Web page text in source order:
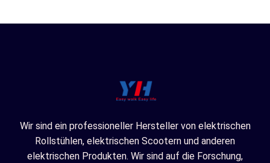
Wir sind ein professioneller Hersteller von elektrischen
Rollstühlen, elektrischen Scootern und anderen
elektrischen Produkten. Wir sind auf die Forschung,